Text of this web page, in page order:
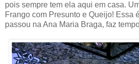
pois sempre tem ela aqui em casa.
Frango com Presunto e Queijo! Essa
passou na Ana Maria Braga, faz